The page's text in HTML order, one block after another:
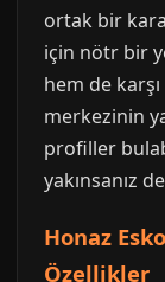
ortak bir
için nötr bir
hem de
merkezinin
profiller
yakınsanız
Honaz
Özellikler